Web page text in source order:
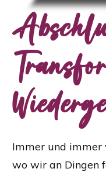
Immer und immer
wo wir an Dingen